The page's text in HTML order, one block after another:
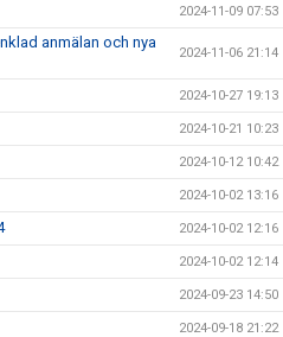
2024-11-09 07:53
anmälan och nya
2024-11-06 21:14
2024-10-27 19:13
2024-10-21 10:23
2024-10-12 10:42
2024-10-02 13:16
2024-10-02 12:16
2024-10-02 12:14
2024-09-23 14:50
2024-09-18 21:22